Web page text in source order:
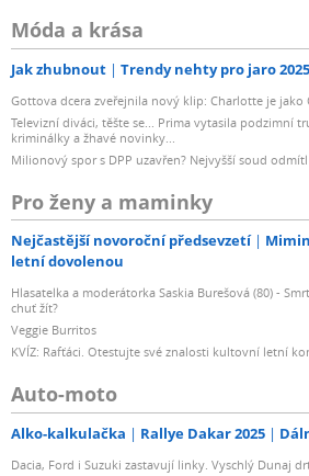
Móda a krása
Jak zhubnout Trendy nehty pro jaro 2025
Gottova dcera zveřejnila nový klip: Charlotte je jako
Televizní diváci, těšte se... Prima vytasila podzimní
kriminálky a žhavé novinky...
Milionový spor s DPP uzavřen? Nejvyšší soud
Pro ženy a maminky
Nejčastější novoroční předsevzetí
letní dovolenou
Hlasatelka a moderátorka Saskia Burešová (80) -
chuť žít?
Veggie Burritos
KVÍZ: Rafťáci. Otestujte své znalosti kultovní letní
Auto-moto
Alko-kalkulačka Rallye Dakar 2025
Dacia, Ford i Suzuki zastavují linky. Vyschlý Dunaj